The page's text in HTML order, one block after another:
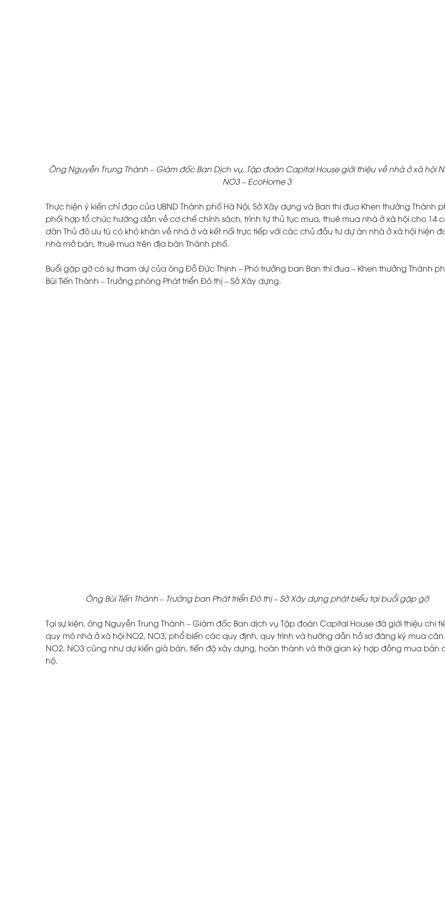
Ông Nguyễn Trung Thành – Giám đốc Ban Dịch vụ, Tập đoàn Capital House giới thiệu về nhà ở xã hội
NO3 – EcoHome 3
Thực hiện ý kiến chỉ đạo của UBND Thành phố Hà Nội, Sở Xây dựng và Ban thi đua Khen thưởng Thành
phối hợp tổ chức hướng dẫn về cơ chế chính sách, trình tự thủ tục mua, thuê mua nhà ở xã hội cho 14
dân Thủ đô ưu tú có khó khăn về nhà ở và kết nối trực tiếp với các chủ đầu tư dự án nhà ở xã hội hiện
nhà mở bán, thuê mua trên địa bàn Thành phố.
Buổi gặp gỡ có sự tham dự của ông Đỗ Đức Thịnh – Phó trưởng ban Ban thi đua – Khen thưởng Thành
Bùi Tiến Thành – Trưởng phòng Phát triển Đô thị – Sở Xây dựng.
Ông Bùi Tiến Thành – Trưởng ban Phát triển Đô thị – Sở Xây dựng phát biểu tại buổi gặp gỡ
Tại sự kiện, ông Nguyễn Trung Thành – Giám đốc Ban dịch vụ Tập đoàn Capital House đã giới thiệu chi
quy mô nhà ở xã hội NO2, NO3; phổ biến các quy định, quy trình và hướng dẫn hồ sơ đăng ký mua
NO2, NO3 cũng như dự kiến giá bán, tiến độ xây dựng, hoàn thành và thời gian ký hợp đồng mua bán
hộ.